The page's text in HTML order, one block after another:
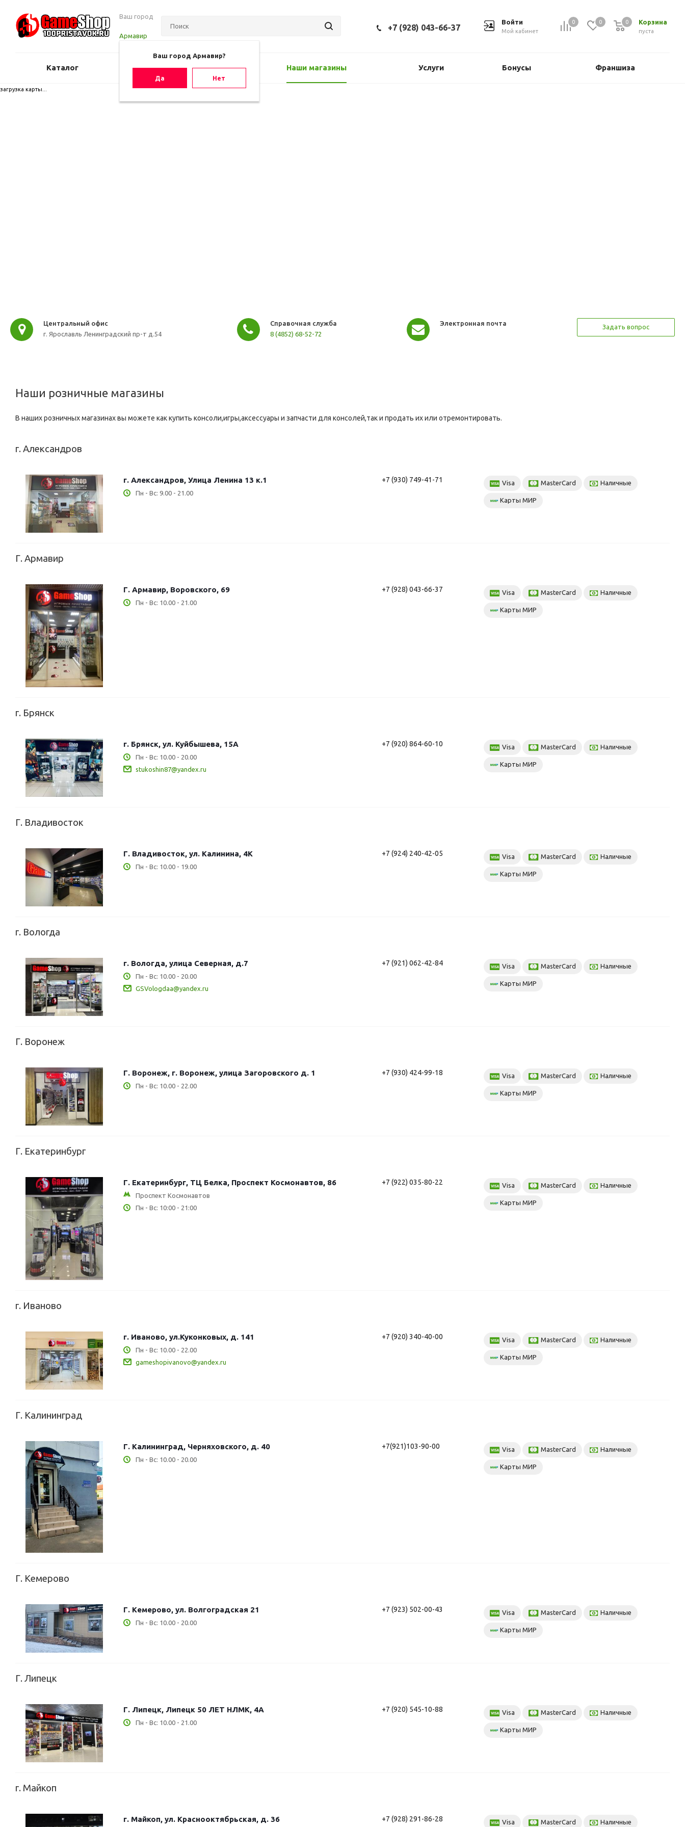
Ваш город
Армавир
Ваш город Армавир?
Да Нет
0 0 Корзина
пуста
0
Войти
Мой кабинет
+7 (928) 043-66-37
Каталог Оценить игру Наши магазины Услуги Бонусы Франшиза
загрузка карты...
Центральный офис
г. Ярославль Ленинградский пр-т д.54
Справочная служба
8 (4852) 68-52-72
Электронная почта Задать вопрос
Наши розничные магазины
В наших розничных магазинах вы можете как купить консоли,игры,аксессуары и запчасти для консолей,так и продать их или отремонтировать.
г. Александров
г. Александров, Улица Ленина 13 к.1
Пн - Вс: 9.00 - 21.00
+7 (930) 749-41-71 Visa MasterCard Наличные
Карты МИР
Г. Армавир
Г. Армавир, Воровского, 69
Пн - Вс: 10.00 - 21.00
+7 (928) 043-66-37 Visa MasterCard Наличные
Карты МИР
г. Брянск
г. Брянск, ул. Куйбышева, 15А
Пн - Вс: 10.00 - 20.00
stukoshin87@yandex.ru
+7 (920) 864-60-10 Visa MasterCard Наличные
Карты МИР
Г. Владивосток
Г. Владивосток, ул. Калинина, 4К
Пн - Вс: 10.00 - 19.00
+7 (924) 240-42-05 Visa MasterCard Наличные
Карты МИР
г. Вологда
г. Вологда, улица Северная, д.7
Пн - Вс: 10.00 - 20.00
GSVologdaa@yandex.ru
+7 (921) 062-42-84 Visa MasterCard Наличные
Карты МИР
Г. Воронеж
Г. Воронеж, г. Воронеж, улица Загоровского д. 1
Пн - Вс: 10.00 - 22.00
+7 (930) 424-99-18 Visa MasterCard Наличные
Карты МИР
Г. Екатеринбург
Г. Екатеринбург, ТЦ Белка, Проспект Космонавтов, 86
Проспект Космонавтов
Пн - Вс: 10:00 - 21:00
+7 (922) 035-80-22 Visa MasterCard Наличные
Карты МИР
г. Иваново
г. Иваново, ул.Куконковых, д. 141
Пн - Вс: 10.00 - 22.00
gameshopivanovo@yandex.ru
+7 (920) 340-40-00 Visa MasterCard Наличные
Карты МИР
Г. Калининград
Г. Калининград, Черняховского, д. 40
Пн - Вс: 10.00 - 20.00
+7(921)103-90-00 Visa MasterCard Наличные
Карты МИР
Г. Кемерово
Г. Кемерово, ул. Волгоградская 21
Пн - Вс: 10.00 - 20.00
+7 (923) 502-00-43 Visa MasterCard Наличные
Карты МИР
Г. Липецк
Г. Липецк, Липецк 50 ЛЕТ НЛМК, 4А
Пн - Вс: 10.00 - 21.00
+7 (920) 545-10-88 Visa MasterCard Наличные
Карты МИР
г. Майкоп
г. Майкоп, ул. Краснооктябрьская, д. 36 +7 (928) 291-86-28 Visa MasterCard Наличные